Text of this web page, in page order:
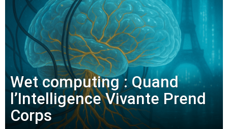
Wet computing : Quand
l’Intelligence Vivante Prend
Corps